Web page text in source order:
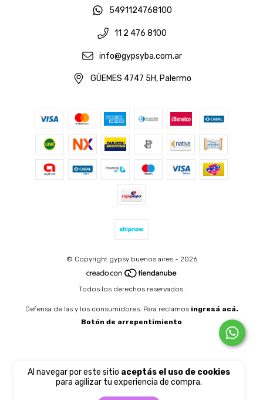
Al navegar por este sitio aceptás el uso de cookies
para agilizar tu experiencia de compra.
5491124768100
11 2 476 8100
info@gypsyba.com.ar
GÜEMES 4747 5H, Palermo
© Copyright gypsy buenos aires - 2026
Todos los derechos reservados.
Defensa de las y los consumidores. Para reclamos ingresá acá.
Botón de arrepentimiento